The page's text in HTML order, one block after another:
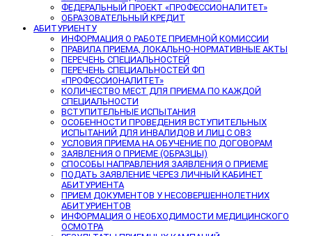
ФЕДЕРАЛЬНЫЙ ПРОЕКТ «ПРОФЕССИОНАЛИТЕТ»
ОБРАЗОВАТЕЛЬНЫЙ КРЕДИТ
АБИТУРИЕНТУ
ИНФОРМАЦИЯ О РАБОТЕ ПРИЕМНОЙ КОМИССИИ
ПРАВИЛА ПРИЕМА, ЛОКАЛЬНО-НОРМАТИВНЫЕ АКТЫ
ПЕРЕЧЕНЬ СПЕЦИАЛЬНОСТЕЙ
ПЕРЕЧЕНЬ СПЕЦИАЛЬНОСТЕЙ ФП
«ПРОФЕССИОНАЛИТЕТ»
КОЛИЧЕСТВО МЕСТ ДЛЯ ПРИЕМА ПО КАЖДОЙ
СПЕЦИАЛЬНОСТИ
ВСТУПИТЕЛЬНЫЕ ИСПЫТАНИЯ
ОСОБЕННОСТИ ПРОВЕДЕНИЯ ВСТУПИТЕЛЬНЫХ
ИСПЫТАНИЙ ДЛЯ ИНВАЛИДОВ И ЛИЦ С ОВЗ
УСЛОВИЯ ПРИЕМА НА ОБУЧЕНИЕ ПО ДОГОВОРАМ
ЗАЯВЛЕНИЯ О ПРИЕМЕ (ОБРАЗЦЫ)
СПОСОБЫ НАПРАВЛЕНИЯ ЗАЯВЛЕНИЯ О ПРИЕМЕ
ПОДАТЬ ЗАЯВЛЕНИЕ ЧЕРЕЗ ЛИЧНЫЙ КАБИНЕТ
АБИТУРИЕНТА
ПРИЕМ ДОКУМЕНТОВ У НЕСОВЕРШЕННОЛЕТНИХ
АБИТУРИЕНТОВ
ИНФОРМАЦИЯ О НЕОБХОДИМОСТИ МЕДИЦИНСКОГО
ОСМОТРА